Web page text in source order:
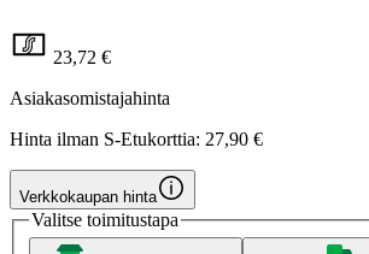
23,72 €
Asiakasomistajahinta
Hinta ilman S-Etukorttia: 27,90 €
Verkkokaupan hinta
Valitse toimitustapa